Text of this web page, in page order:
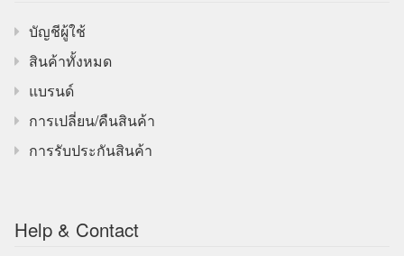
บัญชีผู้ใช้
สินค้าทั้งหมด
แบรนด์
การเปลี่ยน/คืนสินค้า
การรับประกันสินค้า
Help & Contact